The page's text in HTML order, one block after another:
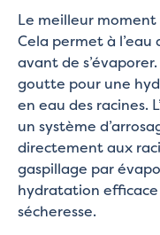
Le meilleur
Cela permet à
avant de
goutte pour une
en eau des racines.
un système
directement aux
gaspillage par
hydratation efficace
sécheresse.